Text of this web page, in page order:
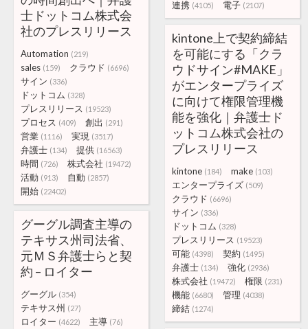
連携 (4105) 電子 (2107)
士ドットコム株式会
社のプレスリリース
Automation (219)
sales (159) クラウド (6696)
サイン (336)
ドットコム (328)
プレスリリース (19523)
プロセス (409) 創出 (291)
営業 (1116) 実現 (3517)
弁護士 (134) 提供 (16563)
時間 (726) 株式会社 (19472)
活動 (913) 自動 (2857)
開始 (22402)
kintone上で契約締結
を可能にする「クラ
ウドサイン#MAKE」
がエンタープライズ
に向けて権限管理機
能を強化｜弁護士ド
ットコム株式会社の
プレスリリース
kintone (184) make (103)
エンタープライズ (509)
クラウド (6696)
サイン (336)
ドットコム (328)
プレスリリース (19523)
可能 (4398) 契約 (1495)
弁護士 (134) 強化 (2936)
株式会社 (19472) 権限 (231)
機能 (6680) 管理 (4038)
締結 (1274)
グーグル調査主導の
テキサス州司法省、
元ＭＳ弁護士らと契
約 – ロイター
グーグル (354)
テキサス州 (27)
ロイター (4622) 主導 (76)